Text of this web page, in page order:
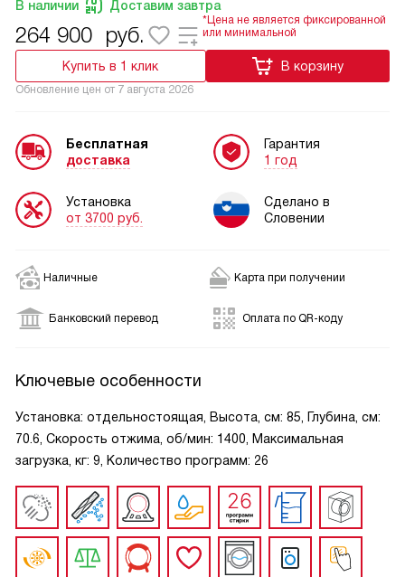
В наличии Доставим завтра
264 900 руб.
*Цена не является фиксированной
или минимальной
Купить в 1 клик В корзину
Обновление цен от 7 августа 2026
Бесплатная
доставка
Установка
от 3700 руб.
Гарантия
1 год
Сделано в
Словении
Наличные Карта при получении
Банковский перевод Оплата по QR-коду
Ключевые особенности
Установка: отдельностоящая, Высота, см: 85, Глубина, см:
70.6, Скорость отжима, об/мин: 1400, Максимальная
загрузка, кг: 9, Количество программ: 26